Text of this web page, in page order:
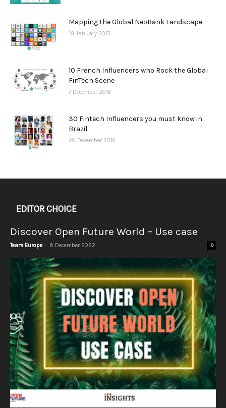
Mapping the Global NeoBank Landscape
19 January 2017
10 French Influencers who Rock the Global
FinTech Scene
7 December 2016
30 Fintech Influencers you must know in
Brazil
20 December 2016
EDITOR CHOICE
Discover Open Future World – Use case
Team Europe - 8 December 2022 0